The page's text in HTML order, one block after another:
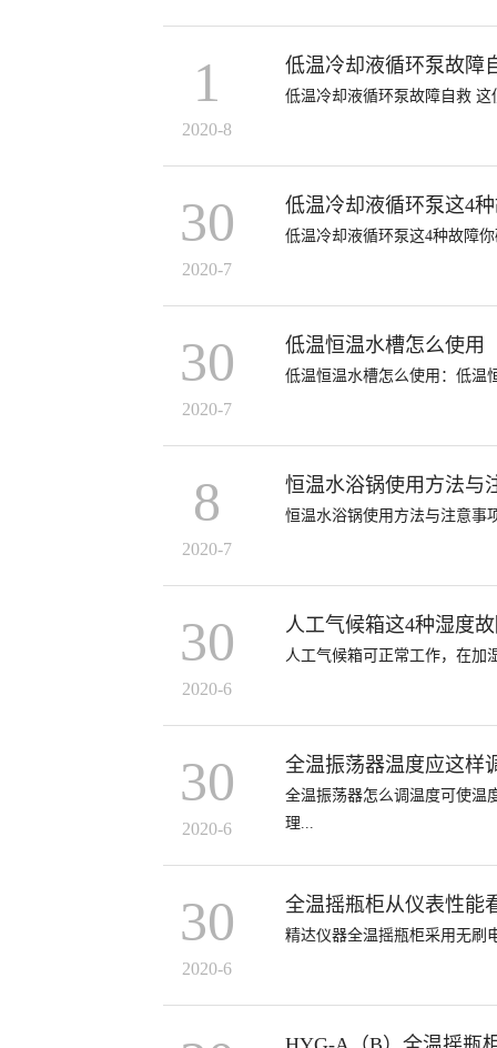
1
2020-8
低温冷却液循环泵故障
低温冷却液循环泵故障自救
30
2020-7
低温冷却液循环泵这4
低温冷却液循环泵这4种故障
30
2020-7
低温恒温水槽怎么使用
低温恒温水槽怎么使用：低温
8
2020-7
恒温水浴锅使用方法与
恒温水浴锅使用方法与注意事
30
2020-6
人工气候箱这4种湿度
人工气候箱可正常工作，在加
30
2020-6
全温振荡器温度应这样
全温振荡器怎么调温度可使温
理...
30
2020-6
全温摇瓶柜从仪表性能
精达仪器全温摇瓶柜采用无刷